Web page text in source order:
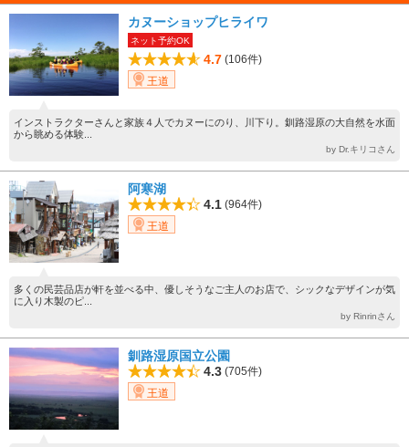
カヌーショップヒライワ
ネット予約OK
4.7 (106件)
王道
インストラクターさんと家族４人でカヌーにのり、川下り。釧路湿原の大自然を水面
から眺める体験...
by Dr.キリコさん
阿寒湖
4.1 (964件)
王道
多くの民芸品店が軒を並べる中、優しそうなご主人のお店で、シックなデザインが気
に入り木製のピ...
by Rinrinさん
釧路湿原国立公園
4.3 (705件)
王道